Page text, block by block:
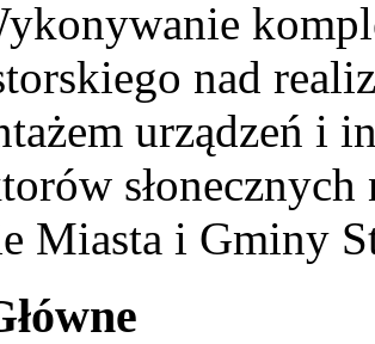
nad
urządzeń i
Miasta i Gminy